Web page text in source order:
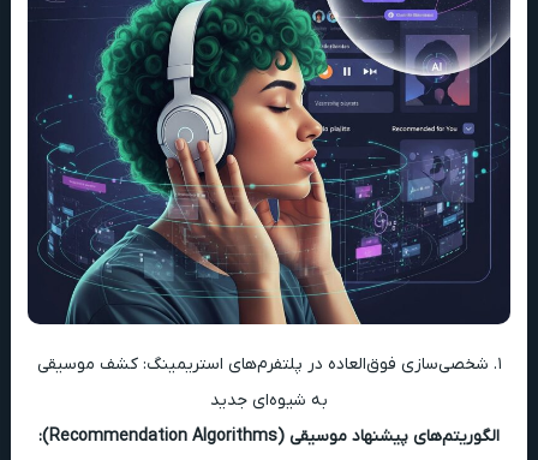
۱. شخصی‌سازی فوق‌العاده در پلتفرم‌های استریمینگ: کشف موسیقی
به شیوه‌ای جدید
الگوریتم‌های پیشنهاد موسیقی (Recommendation Algorithms):